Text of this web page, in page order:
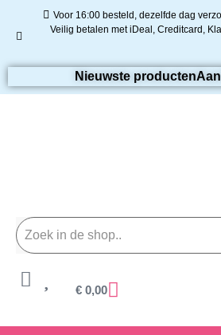
Voor 16:00 besteld, dezelfde dag
Veilig betalen met iDeal, Creditcard,
Nieuwste producten
€ 0,00